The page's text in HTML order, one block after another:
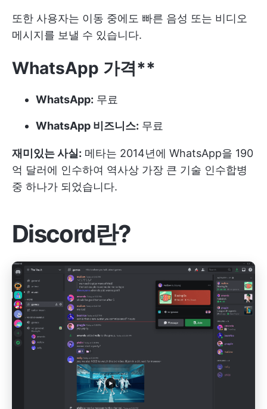
또한 사용자는 이동 중에도 빠른 음성 또는 비디오
메시지를 보낼 수 있습니다.
WhatsApp 가격**
WhatsApp: 무료
WhatsApp 비즈니스: 무료
재미있는 사실: 메타는 2014년에 WhatsApp을 190
억 달러에 인수하여 역사상 가장 큰 기술 인수합병
중 하나가 되었습니다.
Discord란?